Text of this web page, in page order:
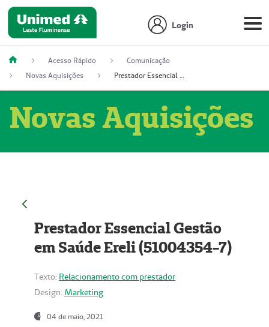
Login
Acesso Rápido
Comunicação
Novas Aquisições
Prestador Essencial Gestão em Saúde Ereli (51004354-7)
Novas Aquisições
Prestador Essencial Gestão
em Saúde Ereli (51004354-7)
Texto: Relacionamento com prestador
Design: Marketing
04 de maio, 2021